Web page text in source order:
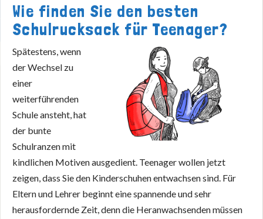
Wie finden Sie den besten
Schulrucksack für Teenager?
Spätestens, wenn
der Wechsel zu
einer
weiterführenden
Schule ansteht, hat
der bunte
Schulranzen mit
kindlichen Motiven ausgedient. Teenager wollen jetzt
zeigen, dass Sie den Kinderschuhen entwachsen sind. Für
Eltern und Lehrer beginnt eine spannende und sehr
herausfordernde Zeit, denn die Heranwachsenden müssen